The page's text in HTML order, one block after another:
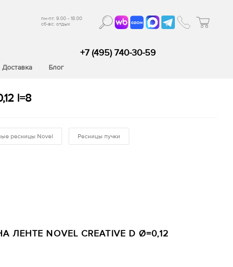
пн-пт: 9.00 - 18.00
сб-вс: отдых
Доставка Блог
+7 (495) 740-30-59
l=8
ресницы Novel Ресницы пучки
NOVEL CREATIVE D Ø=0,12